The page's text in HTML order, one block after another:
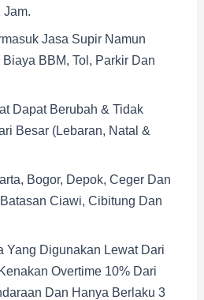
Jam.
Jasa Supir Namun
Biaya BBM, Tol, Parkir Dan
Dapat Berubah & Tidak
Besar (Lebaran, Natal &
Bogor, Depok, Ceger Dan
Ciawi, Cibitung Dan
Yang Digunakan Lewat Dari
Overtime 10% Dari
Dan Hanya Berlaku 3